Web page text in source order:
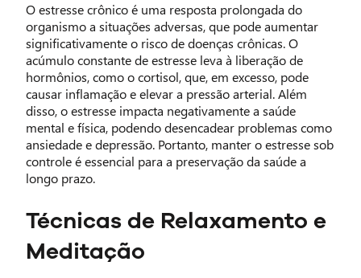
O estresse crônico é uma resposta prolongada do
organismo a situações adversas, que pode aumentar
significativamente o risco de doenças crônicas. O
acúmulo constante de estresse leva à liberação de
hormônios, como o cortisol, que, em excesso, pode
causar inflamação e elevar a pressão arterial. Além
disso, o estresse impacta negativamente a saúde
mental e física, podendo desencadear problemas como
ansiedade e depressão. Portanto, manter o estresse sob
controle é essencial para a preservação da saúde a
longo prazo.
Técnicas de Relaxamento e
Meditação